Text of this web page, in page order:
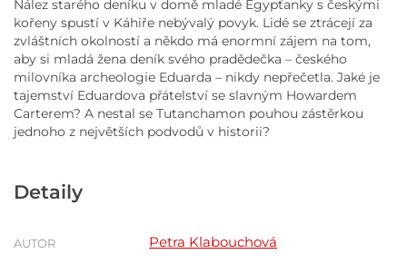
Nález starého deníku v domě mladé Egypťanky s českými
kořeny spustí v Káhiře nebývalý povyk. Lidé se ztrácejí za
zvláštních okolností a někdo má enormní zájem na tom,
aby si mladá žena deník svého pradědečka – českého
milovníka archeologie Eduarda – nikdy nepřečetla. Jaké je
tajemství Eduardova přátelství se slavným Howardem
Carterem? A nestal se Tutanchamon pouhou zástěrkou
jednoho z největších podvodů v historii?
Detaily
AUTOR Petra Klabouchová